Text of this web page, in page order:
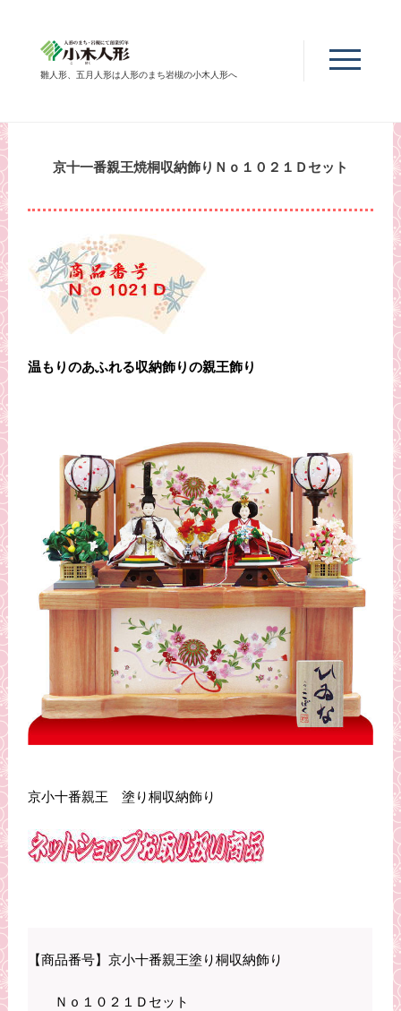
雛人形、五月人形は人形のまち岩槻の小木人形へ
京十一番親王焼桐収納飾りＮｏ１０２１Ｄセット
温もりのあふれる収納飾りの親王飾り
京小十番親王 塗り桐収納飾り
【商品番号】京小十番親王塗り桐収納飾り
Ｎｏ１０２１Ｄセット